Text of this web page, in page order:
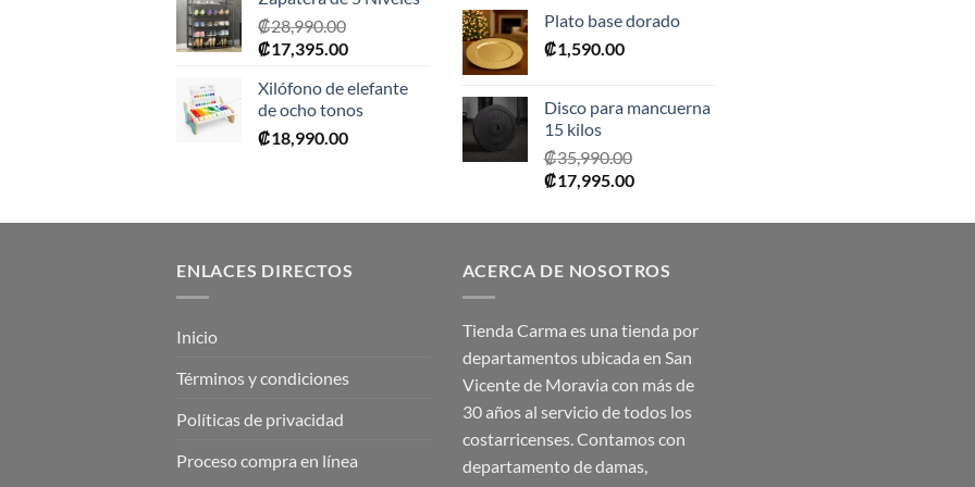
₡28,990.00
El
original
era:
₡28,990.00.
₡17,395.00El
actual
es:
₡17,395.00.
Xilófono de elefante
de ocho tonos
₡18,990.00
original
Plato base dorado
₡1,590.00
Disco para mancuerna
15 kilos
₡35,990.00
El
original
₡35,990.00.
₡17,995.00El
actual
₡17,995.00.
ENLACES DIRECTOS
Inicio
Términos y condiciones
Políticas de privacidad
Proceso compra en línea
ACERCA DE NOSOTROS
Tienda Carma es una tienda por
departamentos ubicada en San
Vicente de Moravia con más de
30 años al servicio de todos los
costarricenses. Contamos con
departamento de damas,